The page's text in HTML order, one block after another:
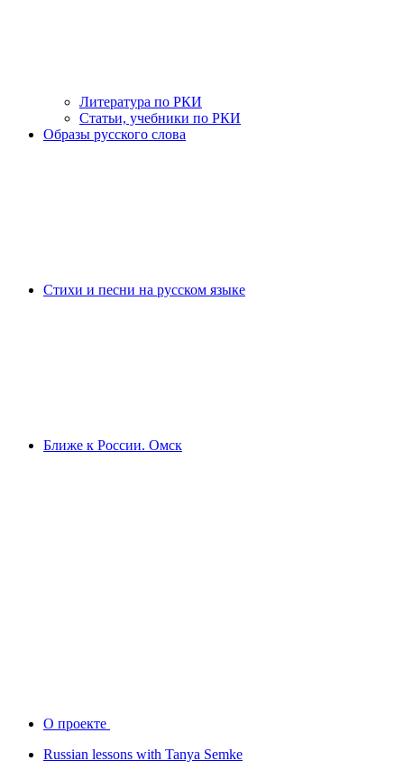
Литература по РКИ
Статьи, учебники по РКИ
Образы русского слова
Стихи и песни на русском языке
Ближе к России. Омск
О проекте
Russian lessons with Tanya Semke